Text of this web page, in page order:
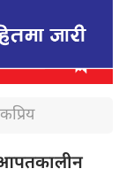
आपतकालीन